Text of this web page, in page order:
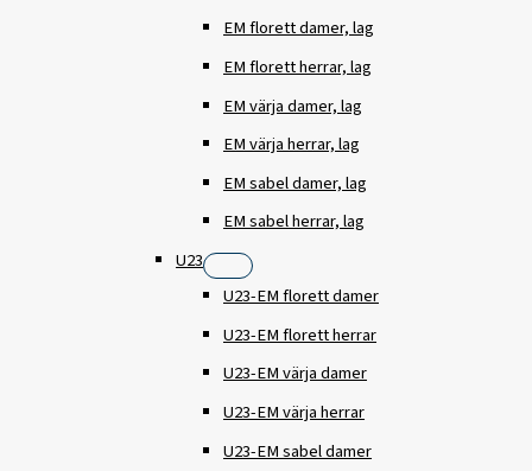
EM florett damer, lag
EM florett herrar, lag
EM värja damer, lag
EM värja herrar, lag
EM sabel damer, lag
EM sabel herrar, lag
U23
U23-EM florett damer
U23-EM florett herrar
U23-EM värja damer
U23-EM värja herrar
U23-EM sabel damer